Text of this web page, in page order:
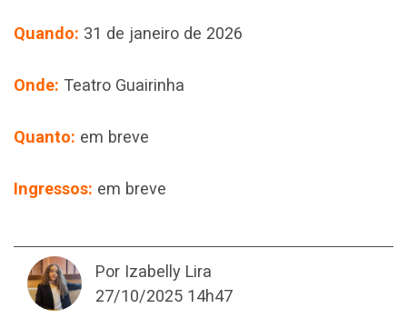
Quando: 31 de janeiro de 2026
Onde: Teatro Guairinha
Quanto: em breve
Ingressos: em breve
Por Izabelly Lira
27/10/2025 14h47